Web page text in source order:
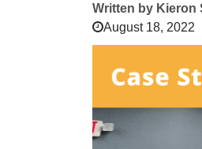
Written by Kieron
August 18, 2022